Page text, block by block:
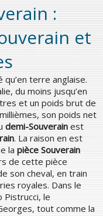
:
et
qu’en terre anglaise.
du moins jusqu’en
et un poids brut de
son poids net
demi-Souverain est
. La raison en est
la pièce Souverain
de cette pièce
son cheval, en train
royales. Dans le
Pistrucci, le
tout comme la